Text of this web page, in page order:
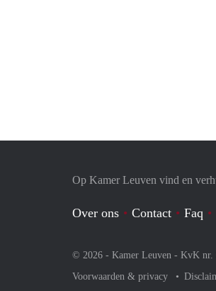
Op Kamer Leuven vind en
Over ons Contact Faq
© 2026 - Kamer Leuven - KvK nr.
Voorwaarden & privacy